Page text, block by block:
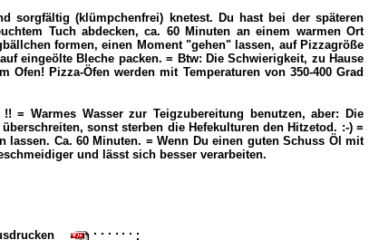
sorgfältig (klümpchenfrei) knetest. Du hast bei der späteren
Tuch abdecken, ca. 60 Minuten an einem warmen Ort
formen, einen Moment "gehen" lassen, auf Pizzagröße
eingeölte Bleche packen. = Btw: Die Schwierigkeit, zu Hause
Pizza-Öfen werden mit Temperaturen von 350-400 Grad
= Warmes Wasser zur Teigzubereitung benutzen, aber: Die
sonst sterben die Hefekulturen den Hitzetod. :-) =
lassen. Ca. 60 Minuten. = Wenn Du einen guten Schuss Öl mit
und lässt sich besser verarbeiten.